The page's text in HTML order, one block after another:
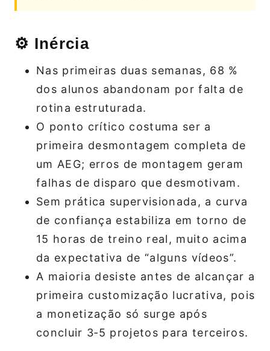
⚙️ Inércia
Nas primeiras duas semanas, 68 %
dos alunos abandonam por falta de
rotina estruturada.
O ponto crítico costuma ser a
primeira desmontagem completa de
um AEG; erros de montagem geram
falhas de disparo que desmotivam.
Sem prática supervisionada, a curva
de confiança estabiliza em torno de
15 horas de treino real, muito acima
da expectativa de “alguns vídeos”.
A maioria desiste antes de alcançar a
primeira customização lucrativa, pois
a monetização só surge após
concluir 3‑5 projetos para terceiros.